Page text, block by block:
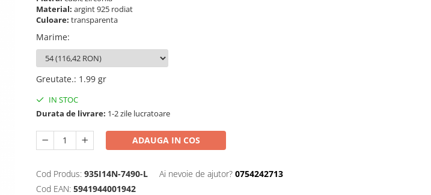
Material: argint 925 rodiat
Culoare: transparenta
Marime:
Greutate.: 1.99 gr
IN STOC
Durata de livrare: 1-2 zile lucratoare
ADAUGA IN COS
Cod Produs: 935I14N-7490-L Ai nevoie de ajutor? 0754242713
Cod EAN: 5941944001942